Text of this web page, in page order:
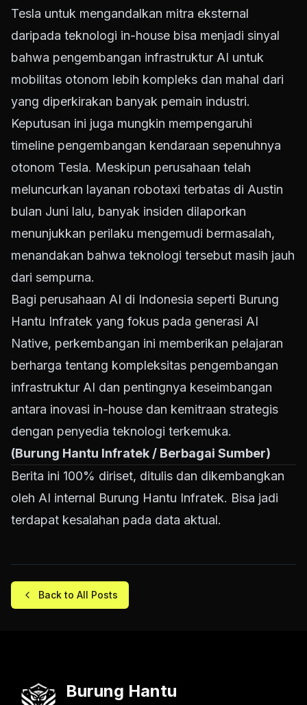
Tesla untuk mengandalkan mitra eksternal
daripada teknologi in-house bisa menjadi sinyal
bahwa pengembangan infrastruktur AI untuk
mobilitas otonom lebih kompleks dan mahal dari
yang diperkirakan banyak pemain industri.
Keputusan ini juga mungkin mempengaruhi
timeline pengembangan kendaraan sepenuhnya
otonom Tesla. Meskipun perusahaan telah
meluncurkan layanan robotaxi terbatas di Austin
bulan Juni lalu, banyak insiden dilaporkan
menunjukkan perilaku mengemudi bermasalah,
menandakan bahwa teknologi tersebut masih jauh
dari sempurna.
Bagi perusahaan AI di Indonesia seperti Burung
Hantu Infratek yang fokus pada generasi AI
Native, perkembangan ini memberikan pelajaran
berharga tentang kompleksitas pengembangan
infrastruktur AI dan pentingnya keseimbangan
antara inovasi in-house dan kemitraan strategis
dengan penyedia teknologi terkemuka.
(Burung Hantu Infratek / Berbagai Sumber)
Berita ini 100% diriset, ditulis dan dikembangkan
oleh AI internal Burung Hantu Infratek. Bisa jadi
terdapat kesalahan pada data aktual.
Back to All Posts
Burung Hantu